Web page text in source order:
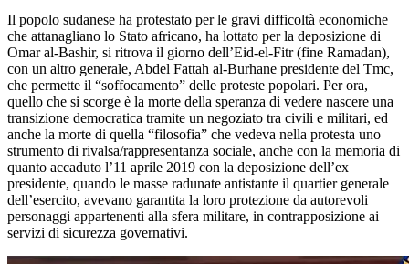
Il popolo sudanese ha protestato per le gravi difficoltà economiche
che attanagliano lo Stato africano, ha lottato per la deposizione di
Omar al-Bashir, si ritrova il giorno dell’Eid-el-Fitr (fine Ramadan),
con un altro generale, Abdel Fattah al-Burhane presidente del Tmc,
che permette il “soffocamento” delle proteste popolari. Per ora,
quello che si scorge è la morte della speranza di vedere nascere una
transizione democratica tramite un negoziato tra civili e militari, ed
anche la morte di quella “filosofia” che vedeva nella protesta uno
strumento di rivalsa/rappresentanza sociale, anche con la memoria di
quanto accaduto l’11 aprile 2019 con la deposizione dell’ex
presidente, quando le masse radunate antistante il quartier generale
dell’esercito, avevano garantita la loro protezione da autorevoli
personaggi appartenenti alla sfera militare, in contrapposizione ai
servizi di sicurezza governativi.